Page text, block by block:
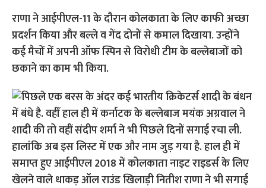
राणा ने आईपीएल-11 के दौरान कोलकाता के लिए काफी अच्छा
प्रदर्शन किया और बल्ले व गेंद दोनों से कमाल दिखाया. उन्होंने
कई मैचों में अपनी ऑफ स्पिन से विरोधी टीम के बल्लेबाजों को
छकाने का काम भी किया.